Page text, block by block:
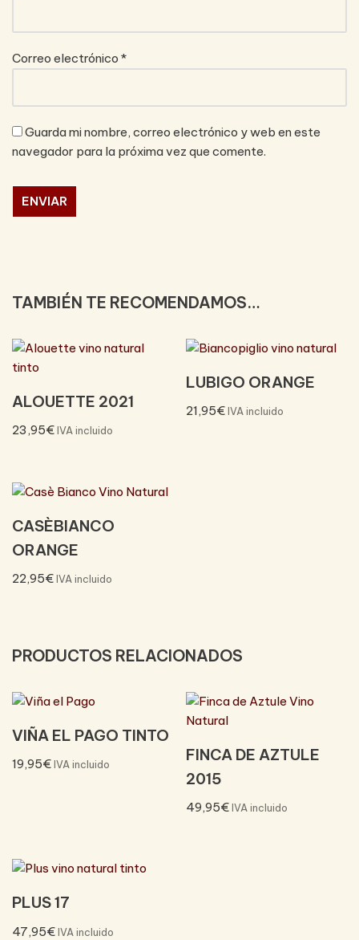
Correo electrónico *
Guarda mi nombre, correo electrónico y web en este
navegador para la próxima vez que comente.
TAMBIÉN TE RECOMENDAMOS…
ALOUETTE 2021
23,95€IVA incluido
LUBIGO ORANGE
21,95€ IVA incluido
CASÈBIANCO
ORANGE
22,95€IVA incluido
PRODUCTOS RELACIONADOS
VIÑA EL PAGO TINTO
19,95€IVA incluido
FINCA DE AZTULE
2015
49,95€ IVA incluido
PLUS 17
47,95€IVA incluido